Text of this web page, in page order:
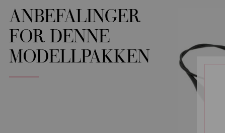
ANBEFALINGER
FOR DENNE
MODELLPAKKEN